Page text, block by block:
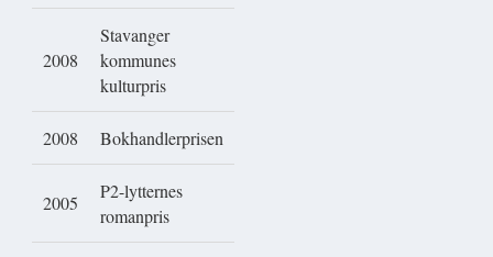
2008
Stavanger
kommunes
kulturpris
2008 Bokhandlerprisen
2005
P2-lytternes
romanpris